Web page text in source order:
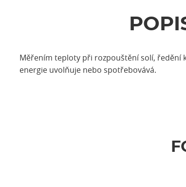
Měřením teploty při rozpouštění solí, ředění
energie uvolňuje nebo spotřebovává.